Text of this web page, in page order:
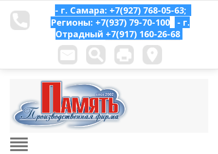
- г. Самара: +7(927) 768-05-63;
Регионы: +7(937) 79-70-100
- г.
Отрадный +7(917) 160-26-68